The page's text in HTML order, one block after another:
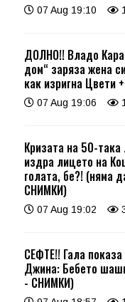
07 Aug 19:10
ДОЛНО!! Владо
дом“ заряза жена
как изригна Цвети
07 Aug 19:06
Кризата на 50-
издра лицето на
голата, бе?! (няма
СНИМКИ)
07 Aug 19:02
СЕФТЕ!! Гала
Джина: Бебето
- СНИМКИ)